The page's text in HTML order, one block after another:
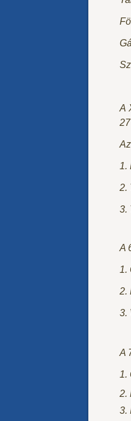
A
1.
2.
3.
A
1.
2.
3.
A
1.
2.
3.